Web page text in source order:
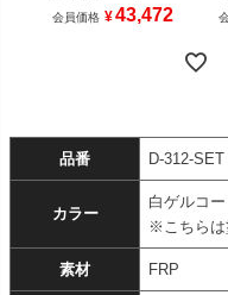
会員価格 ¥43,472
品番 D-312-SET
カラー
白ゲルコ
※こちらは
素材 FRP